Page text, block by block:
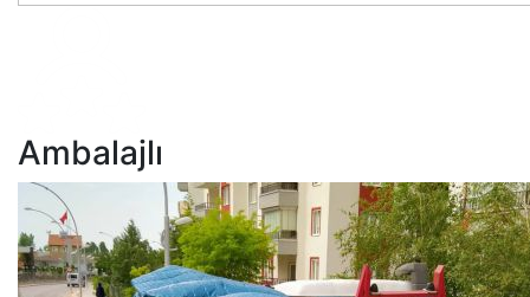
Ambalajlı